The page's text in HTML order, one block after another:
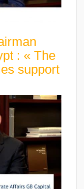
: « The
support